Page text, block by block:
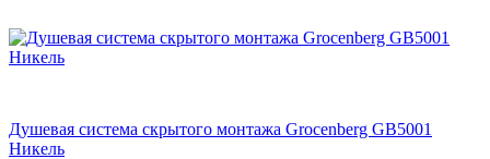
Душевая система скрытого монтажа Grocenberg GB5001
Никель